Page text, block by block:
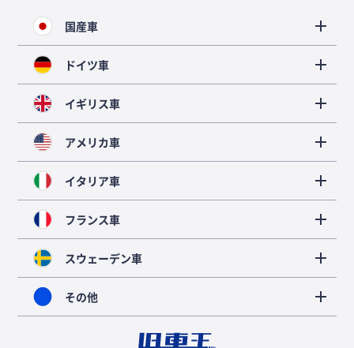
国産車
ドイツ車
イギリス車
アメリカ車
イタリア車
フランス車
スウェーデン車
その他